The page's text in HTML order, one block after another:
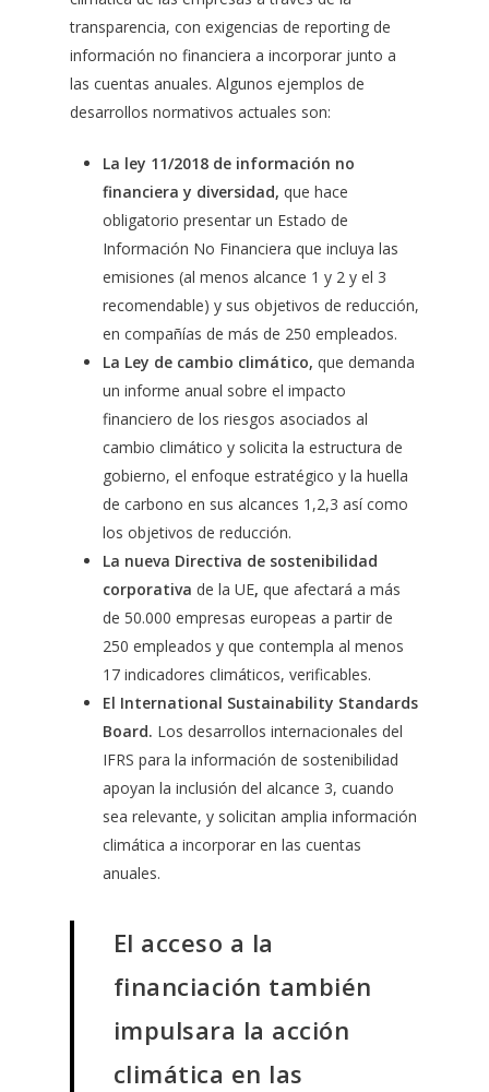
transparencia, con exigencias de reporting de
información no financiera a incorporar junto a
las cuentas anuales. Algunos ejemplos de
desarrollos normativos actuales son:
La ley 11/2018 de información no
financiera y diversidad, que hace
obligatorio presentar un Estado de
Información No Financiera que incluya las
emisiones (al menos alcance 1 y 2 y el 3
recomendable) y sus objetivos de reducción,
en compañías de más de 250 empleados.
La Ley de cambio climático, que demanda
un informe anual sobre el impacto
financiero de los riesgos asociados al
cambio climático y solicita la estructura de
gobierno, el enfoque estratégico y la huella
de carbono en sus alcances 1,2,3 así como
los objetivos de reducción.
La nueva Directiva de sostenibilidad
corporativa de la UE, que afectará a más
de 50.000 empresas europeas a partir de
250 empleados y que contempla al menos
17 indicadores climáticos, verificables.
El International Sustainability Standards
Board. Los desarrollos internacionales del
IFRS para la información de sostenibilidad
apoyan la inclusión del alcance 3, cuando
sea relevante, y solicitan amplia información
climática a incorporar en las cuentas
anuales.
El acceso a la
financiación también
impulsara la acción
climática en las